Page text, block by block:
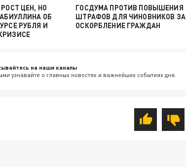
ЦЕН, НО
ОБ
РУБЛЯ И
ГОСДУМА ПРОТИВ ПОВЫШЕНИЯ
ШТРАФОВ ДЛЯ ЧИНОВНИКОВ ЗА
ОСКОРБЛЕНИЕ ГРАЖДАН
на наши каналы
узнавайте о главных новостях и важнейших событиях дня.